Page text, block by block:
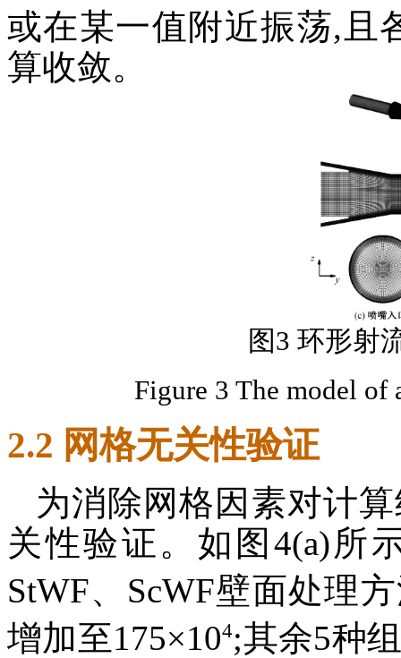
或在某一值附近振荡,且
算收敛。
图3 环形射
Figure 3 The model of
2.2 网格无关性验证
为消除网格因素对计
关性验证。如图4(a)所
StWF、ScWF壁面处理
增加至175×104;其余5种